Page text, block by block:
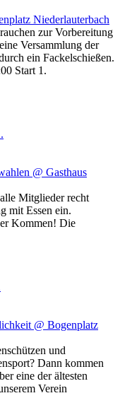
zur Vorbereitung
Versammlung der
ein Fackelschießen.
Start 1.
Mitglieder recht
mit Essen ein.
Kommen! Die
und
Dann kommen
eine der ältesten
Verein